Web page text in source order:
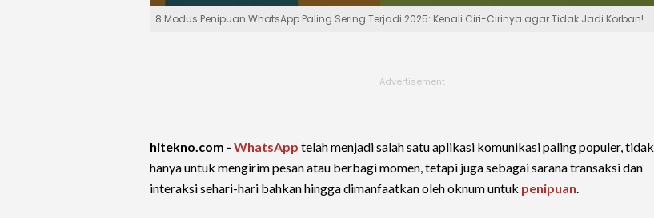
8 Modus Penipuan WhatsApp Paling Sering Terjadi 2025: Kenali Ciri-Cirinya agar Tidak Jadi Korban!
hitekno.com - WhatsApp telah menjadi salah satu aplikasi komunikasi paling populer, tidak
hanya untuk mengirim pesan atau berbagi momen, tetapi juga sebagai sarana transaksi dan
interaksi sehari-hari bahkan hingga dimanfaatkan oleh oknum untuk penipuan.